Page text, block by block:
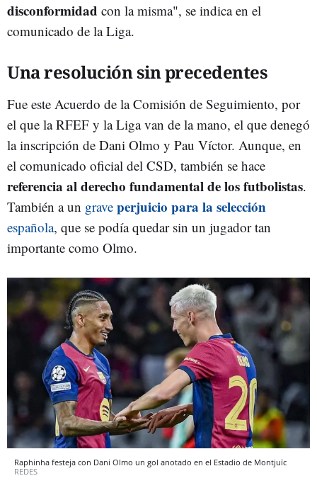
disconformidad con la misma", se indica en el
comunicado de la Liga.
Una resolución sin precedentes
Fue este Acuerdo de la Comisión de Seguimiento, por
el que la RFEF y la Liga van de la mano, el que denegó
la inscripción de Dani Olmo y Pau Víctor. Aunque, en
el comunicado oficial del CSD, también se hace
referencia al derecho fundamental de los futbolistas.
También a un grave perjuicio para la selección
española, que se podía quedar sin un jugador tan
importante como Olmo.
Raphinha festeja con Dani Olmo un gol anotado en el Estadio de Montjuïc
REDES